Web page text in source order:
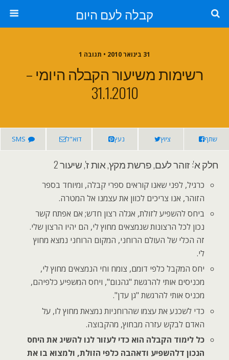
קבלה לעם היום
31 בינואר 2010 • תגובה 1
רשימות משיעור הקבלה היומי –
31.1.2010
שתף ציוץ נעץ דוא"ל SMS
חלק א': זוהר לעם, פרשת מקץ, אות ז', שיעור 2
כרגיל, לפני שאנו קוראים ספרי קבלה, ומיוחד בספר
הזוהר, אנו צריכים לכוון את עצמנו אל המטרה.
ביחס להשפיע לזולת, אגלה רצון חדש; אם אפתח קשר
נכון לכל הרצונות שנמצאים מחוץ לי, הם יהיו הרצון שלי.
זה הכלי של העולם הרוחני, המקום הרוחני נמצא מחוץ
לי.
יחס המקבל כלפי דומם, צומח וחי הנמצאים מחוץ לי,
מכניסים אותי להרגשת "גהנום", ויחס המשפיע כלפיהם,
מכניס אותי להרגשת "גן עדן".
כדי לשכנע את עצמו שהרוחניות נמצאת מחוץ לו, על
האדם לבקש עזרה מבחוץ, מהקבוצה.
כל לימוד הקבלה הוא כדי לעזור לנו להשיג את היחס
הנכון דלהשפיע ודאהבה כלפי הזולת, ולמצוא בו את